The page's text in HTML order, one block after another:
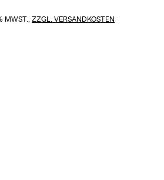
MWST., ZZGL. VERSANDKOSTEN